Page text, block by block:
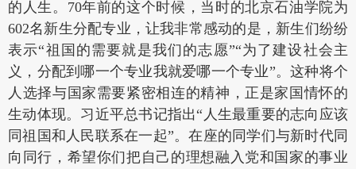
的人生。70年前的这个时候，当时的北京石油学院为
602名新生分配专业，让我非常感动的是，新生们纷纷
表示“祖国的需要就是我们的志愿”“为了建设社会主
义，分配到哪一个专业我就爱哪一个专业”。这种将个
人选择与国家需要紧密相连的精神，正是家国情怀的
生动体现。习近平总书记指出“人生最重要的志向应该
同祖国和人民联系在一起”。在座的同学们与新时代同
向同行，希望你们把自己的理想融入党和国家的事业